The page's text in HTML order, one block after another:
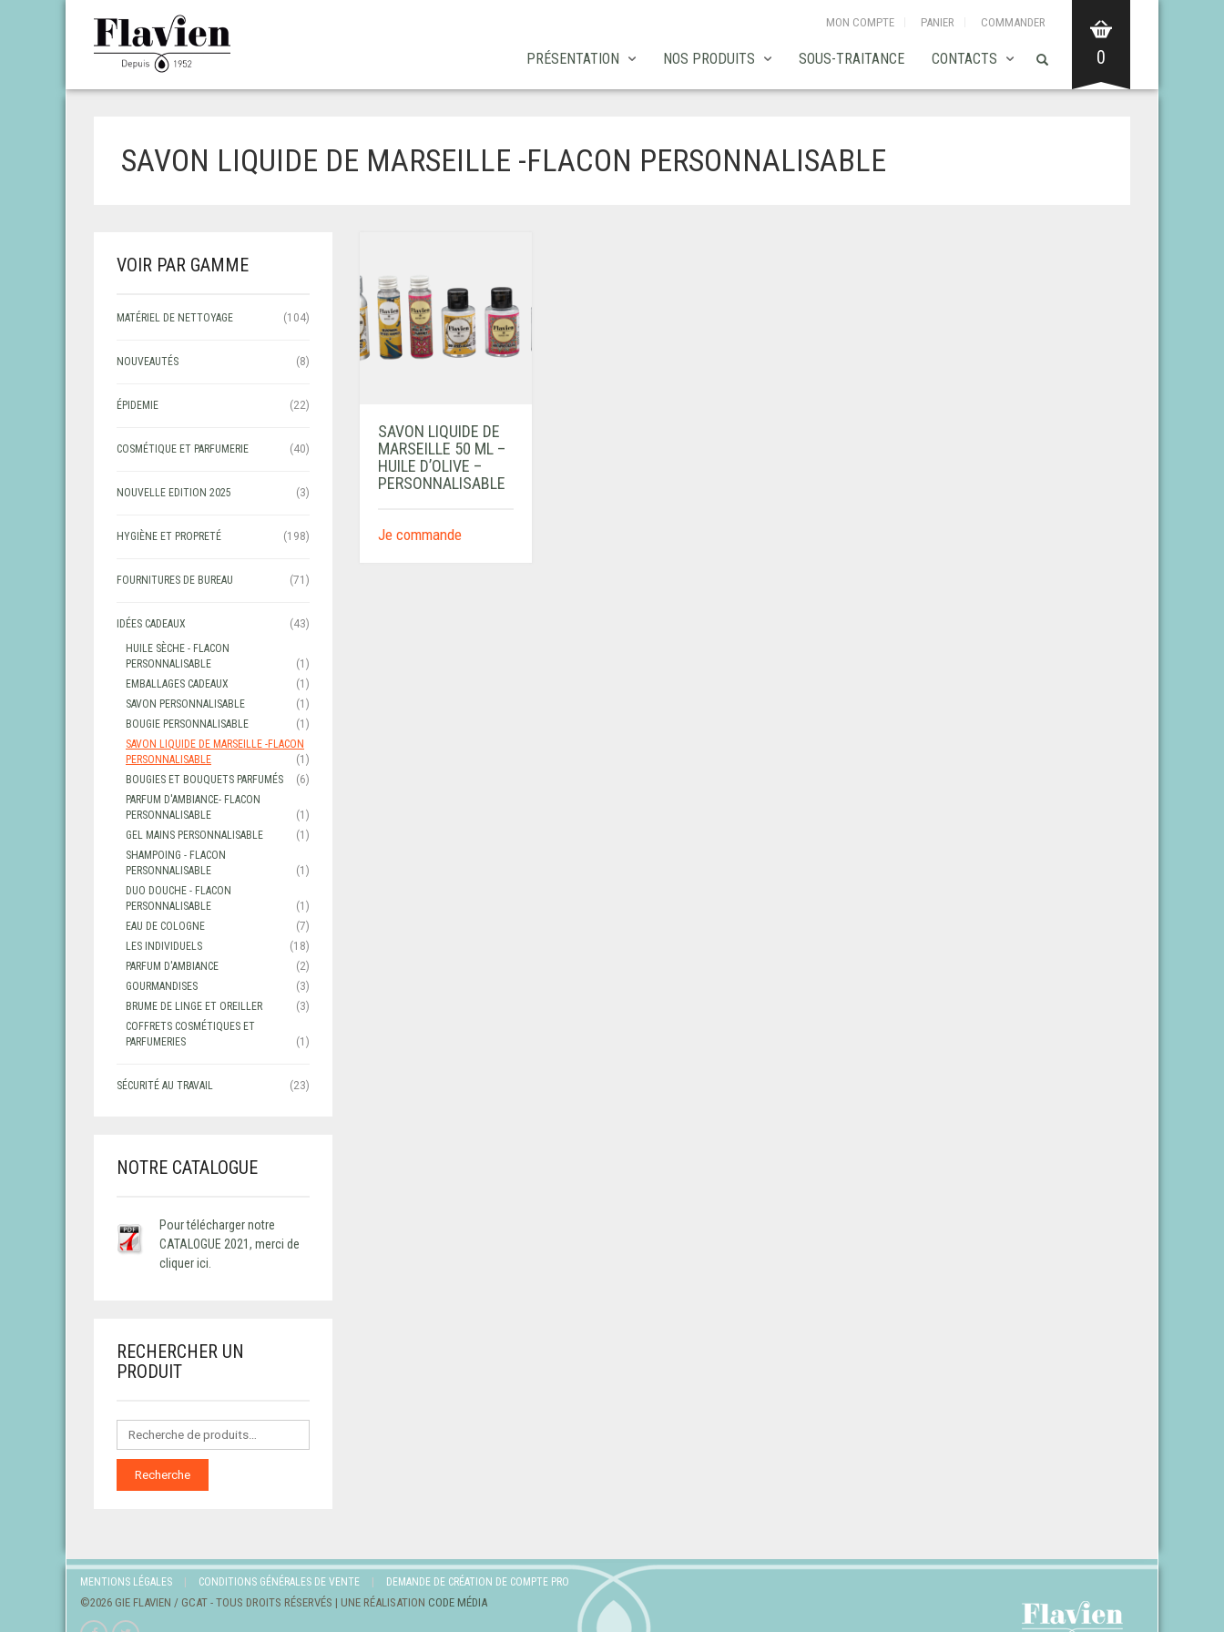
MON COMPTE PANIER COMMANDER
PRÉSENTATION NOS PRODUITS SOUS-TRAITANCE CONTACTS 0
SAVON LIQUIDE DE MARSEILLE -FLACON PERSONNALISABLE
SAVON LIQUIDE DE
MARSEILLE 50 ML –
HUILE D’OLIVE –
PERSONNALISABLE
Je commande
VOIR PAR GAMME
MATÉRIEL DE NETTOYAGE (104)
NOUVEAUTÉS (8)
ÉPIDEMIE (22)
COSMÉTIQUE ET PARFUMERIE (40)
NOUVELLE EDITION 2025 (3)
HYGIÈNE ET PROPRETÉ (198)
FOURNITURES DE BUREAU (71)
IDÉES CADEAUX
(43)
HUILE SÈCHE - FLACON
PERSONNALISABLE
(1)
EMBALLAGES CADEAUX
(1)
SAVON PERSONNALISABLE
(1)
BOUGIE PERSONNALISABLE
(1)
SAVON LIQUIDE DE MARSEILLE -FLACON
PERSONNALISABLE
(1)
BOUGIES ET BOUQUETS PARFUMÉS
(6)
PARFUM D'AMBIANCE- FLACON
PERSONNALISABLE
(1)
GEL MAINS PERSONNALISABLE
(1)
SHAMPOING - FLACON
PERSONNALISABLE
(1)
DUO DOUCHE - FLACON
PERSONNALISABLE
(1)
EAU DE COLOGNE
(7)
LES INDIVIDUELS
(18)
PARFUM D'AMBIANCE
(2)
GOURMANDISES
(3)
BRUME DE LINGE ET OREILLER
(3)
COFFRETS COSMÉTIQUES ET
PARFUMERIES
(1)
SÉCURITÉ AU TRAVAIL (23)
NOTRE CATALOGUE
Pour télécharger notre
CATALOGUE 2021, merci de
cliquer ici.
RECHERCHER UN
PRODUIT
Recherche
MENTIONS LÉGALES CONDITIONS GÉNÉRALES DE VENTE DEMANDE DE CRÉATION DE COMPTE PRO
©2026 GIE FLAVIEN / GCAT - TOUS DROITS RÉSERVÉS | UNE RÉALISATION CODE MÉDIA